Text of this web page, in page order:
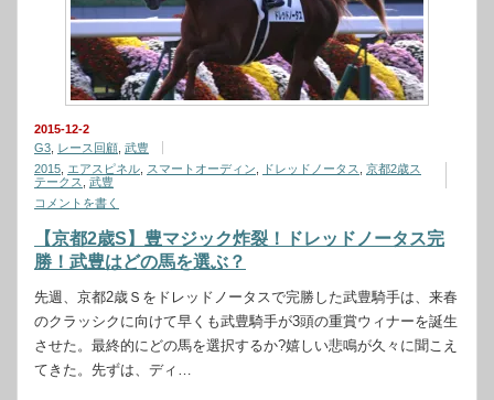
2015-12-2
G3 レース回顧 武豊
2015 エアスピネル スマートオーディン ドレッドノータス
京都2歳ス
テークス
武豊
コメントを書く
【京都2歳S】豊マジック炸裂！ドレッドノータス完
勝！武豊はどの馬を選ぶ？
先週、京都2歳Ｓをドレッドノータスで完勝した武豊騎手は、来春
のクラッシクに向けて早くも武豊騎手が3頭の重賞ウィナーを誕生
させた。最終的にどの馬を選択するか?嬉しい悲鳴が久々に聞こえ
てきた。先ずは、ディ…